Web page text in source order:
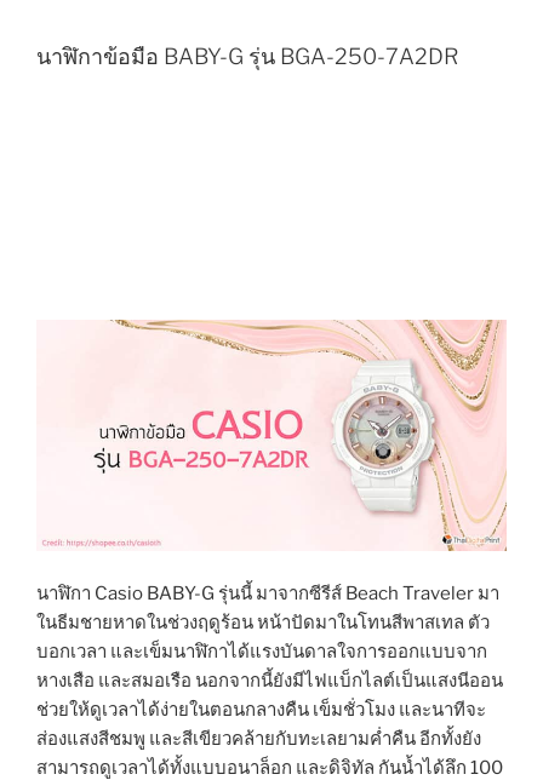
นาฬิกาข้อมือ BABY-G รุ่น BGA-250-7A2DR
นาฬิกา Casio BABY-G รุ่นนี้ มาจากซีรีส์ Beach Traveler มา
ในธีมชายหาดในช่วงฤดูร้อน หน้าปัดมาในโทนสีพาสเทล ตัว
บอกเวลา และเข็มนาฬิกาได้แรงบันดาลใจการออกแบบจาก
หางเสือ และสมอเรือ นอกจากนี้ยังมีไฟแบ็กไลต์เป็นแสงนีออน
ช่วยให้ดูเวลาได้ง่ายในตอนกลางคืน เข็มชั่วโมง และนาทีจะ
ส่องแสงสีชมพู และสีเขียวคล้ายกับทะเลยามค่ำคืน อีกทั้งยัง
สามารถดูเวลาได้ทั้งแบบอนาล็อก และดิจิทัล กันน้ำได้ลึก 100